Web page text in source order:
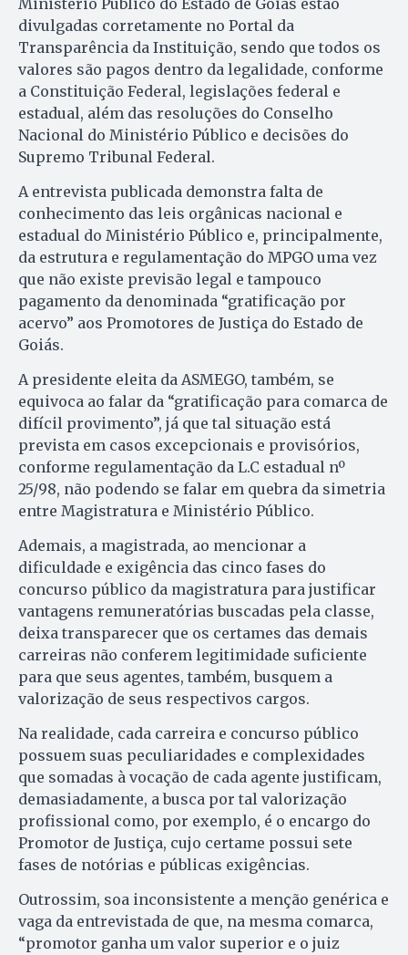
Ministério Público do Estado de Goiás estão
divulgadas corretamente no Portal da
Transparência da Instituição, sendo que todos os
valores são pagos dentro da legalidade, conforme
a Constituição Federal, legislações federal e
estadual, além das resoluções do Conselho
Nacional do Ministério Público e decisões do
Supremo Tribunal Federal.
A entrevista publicada demonstra falta de
conhecimento das leis orgânicas nacional e
estadual do Ministério Público e, principalmente,
da estrutura e regulamentação do MPGO uma vez
que não existe previsão legal e tampouco
pagamento da denominada “gratificação por
acervo” aos Promotores de Justiça do Estado de
Goiás.
A presidente eleita da ASMEGO, também, se
equivoca ao falar da “gratificação para comarca de
difícil provimento”, já que tal situação está
prevista em casos excepcionais e provisórios,
conforme regulamentação da L.C estadual nº
25/98, não podendo se falar em quebra da simetria
entre Magistratura e Ministério Público.
Ademais, a magistrada, ao mencionar a
dificuldade e exigência das cinco fases do
concurso público da magistratura para justificar
vantagens remuneratórias buscadas pela classe,
deixa transparecer que os certames das demais
carreiras não conferem legitimidade suficiente
para que seus agentes, também, busquem a
valorização de seus respectivos cargos.
Na realidade, cada carreira e concurso público
possuem suas peculiaridades e complexidades
que somadas à vocação de cada agente justificam,
demasiadamente, a busca por tal valorização
profissional como, por exemplo, é o encargo do
Promotor de Justiça, cujo certame possui sete
fases de notórias e públicas exigências.
Outrossim, soa inconsistente a menção genérica e
vaga da entrevistada de que, na mesma comarca,
“promotor ganha um valor superior e o juiz